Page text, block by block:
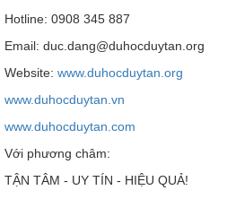
Hotline: 0908 345 887
Email: duc.dang@duhocduytan.org
Website: www.duhocduytan.org
www.duhocduytan.vn
www.duhocduytan.com
Với phương châm:
TẬN TÂM - UY TÍN - HIỆU QUẢ!